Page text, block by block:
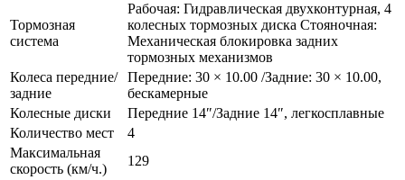
Тормозная
система
Рабочая: Гидравлическая двухконтурная, 4
колесных тормозных диска Стояночная:
Механическая блокировка задних
тормозных механизмов
Колеса передние/
задние
Передние: 30 × 10.00 /Задние: 30 × 10.00,
бескамерные
Колесные диски
Передние 14″/Задние 14″, легкосплавные
Количество мест
4
Максимальная
скорость (км/ч.)
129